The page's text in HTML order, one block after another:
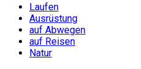
Laufen
Ausrüstung
auf Abwegen
auf Reisen
Natur